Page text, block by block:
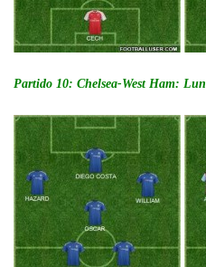
Partido 10: Chelsea-West Ham: